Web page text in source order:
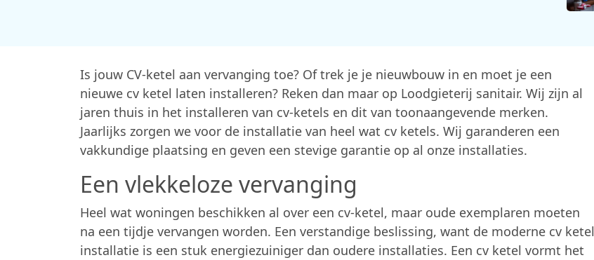
Is jouw CV-ketel aan vervanging toe? Of trek je je nieuwbouw in en moet je een
nieuwe cv ketel laten installeren? Reken dan maar op Loodgieterij sanitair. Wij zijn al
jaren thuis in het installeren van cv-ketels en dit van toonaangevende merken.
Jaarlijks zorgen we voor de installatie van heel wat cv ketels. Wij garanderen een
vakkundige plaatsing en geven een stevige garantie op al onze installaties.
Een vlekkeloze vervanging
Heel wat woningen beschikken al over een cv-ketel, maar oude exemplaren moeten
na een tijdje vervangen worden. Een verstandige beslissing, want de moderne cv ketel
installatie is een stuk energiezuiniger dan oudere installaties. Een cv ketel vormt het